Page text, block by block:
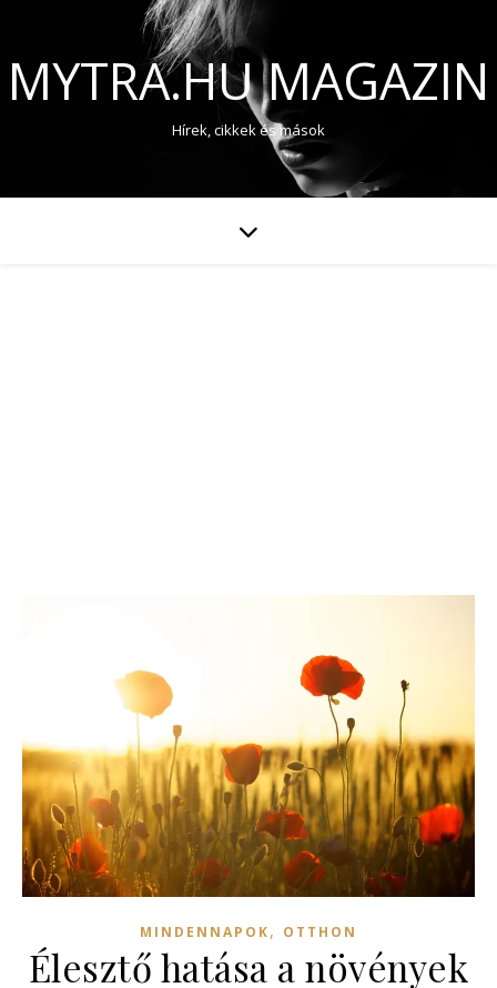
MYTRA.HU MAGAZIN
Hírek, cikkek és mások
MINDENNAPOK, OTTHON
Élesztő hatása a növények